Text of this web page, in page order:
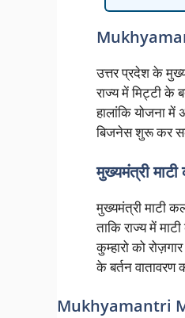
उत्तर प्रदेश के
राज्य में मिट्टी के
हालांकि योजना
बिजनेस शुरू कर सके
मुख्यमंत्री
मुख्यमंत्री माटी
ताकि राज्य में
कुम्हारो को
के बर्तन वातावरण
Mukhyamantri